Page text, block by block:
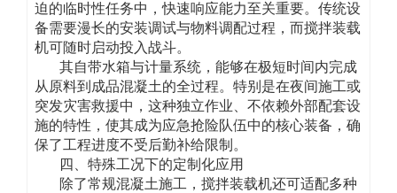
迫的临时性任务中，快速响应能力至关重要。传统设
备需要漫长的安装调试与物料调配过程，而搅拌装载
机可随时启动投入战斗。
其自带水箱与计量系统，能够在极短时间内完成
从原料到成品混凝土的全过程。特别是在夜间施工或
突发灾害救援中，这种独立作业、不依赖外部配套设
施的特性，使其成为应急抢险队伍中的核心装备，确
保了工程进度不受后勤补给限制。
四、特殊工况下的定制化应用
除了常规混凝土施工，搅拌装载机还可适配多种